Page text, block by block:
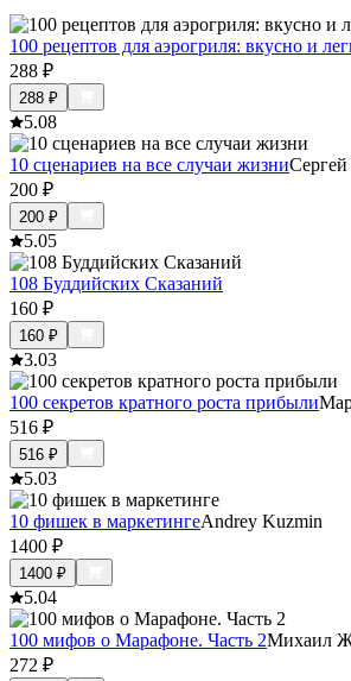
100 рецептов для аэрогриля: вкусно и
288 ₽
288 ₽
5.08
10 сценариев на все случаи жизни
200 ₽
200 ₽
5.05
108 Буддийских Сказаний
160 ₽
160 ₽
3.03
100 секретов кратного роста прибыли
516 ₽
516 ₽
5.03
10 фишек в маркетингеAndrey Kuzmin
1400 ₽
1400 ₽
5.04
100 мифов о Марафоне. Часть 2Михаил
272 ₽